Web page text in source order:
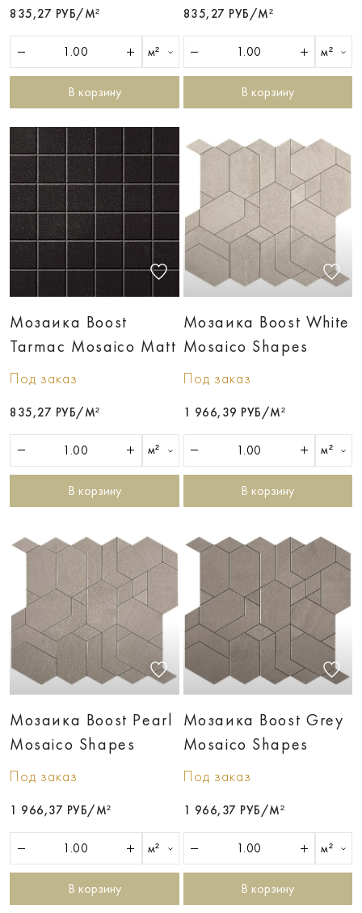
835,27 РУБ/М²
м²
В корзину
835,27 РУБ/М²
м²
В корзину
Мозаика Boost
Tarmac Mosaico Matt
Под заказ
835,27 РУБ/М²
м²
В корзину
Мозаика Boost White
Mosaico Shapes
Под заказ
1 966,39 РУБ/М²
м²
В корзину
Мозаика Boost Pearl
Mosaico Shapes
Под заказ
1 966,37 РУБ/М²
м²
В корзину
Мозаика Boost Grey
Mosaico Shapes
Под заказ
1 966,37 РУБ/М²
м²
В корзину